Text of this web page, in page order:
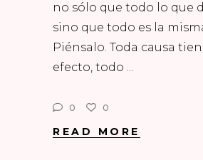
no sólo que todo lo que
sino que todo es la
Piénsalo. Toda causa
efecto, todo
0 0
READ MORE